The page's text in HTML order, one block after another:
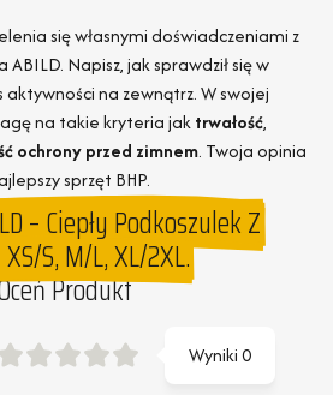
się własnymi doświadczeniami z
Napisz, jak sprawdził się w
na zewnątrz. W swojej
na takie kryteria jaktrwałość,
ochrony przed zimnem. Twoja opinia
sprzęt BHP.
– Ciepły Podkoszulek Z
S, M/L, XL/2XL.
Produkt
Wyniki0